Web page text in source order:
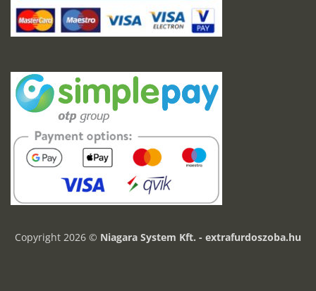
Copyright 2026 © Niagara System Kft. - extrafurdoszoba.hu